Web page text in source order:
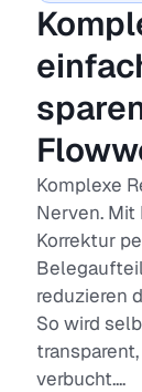
Komplexe
Nerven. Mit
Korrektur
reduzieren
So wird
verbucht....